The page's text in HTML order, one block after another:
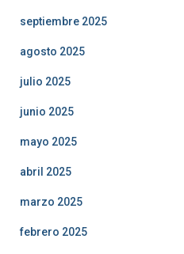
septiembre 2025
agosto 2025
julio 2025
junio 2025
mayo 2025
abril 2025
marzo 2025
febrero 2025